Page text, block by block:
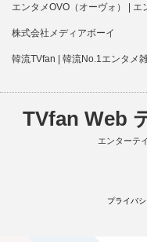
エンタメOVO（オーヴォ） |
株式会社メディアボーイ
韓流TVfan | 韓流No.1エンタメ
TVfan Web
エンターテ
プライバ